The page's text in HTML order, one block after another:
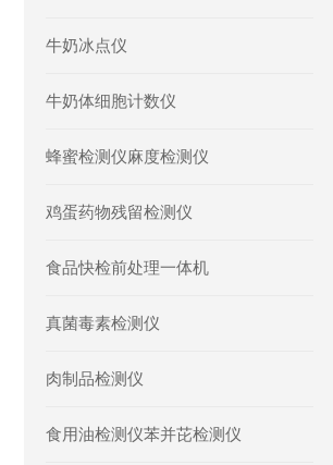
牛奶冰点仪
牛奶体细胞计数仪
蜂蜜检测仪麻度检测仪
鸡蛋药物残留检测仪
食品快检前处理一体机
真菌毒素检测仪
肉制品检测仪
食用油检测仪苯并芘检测仪